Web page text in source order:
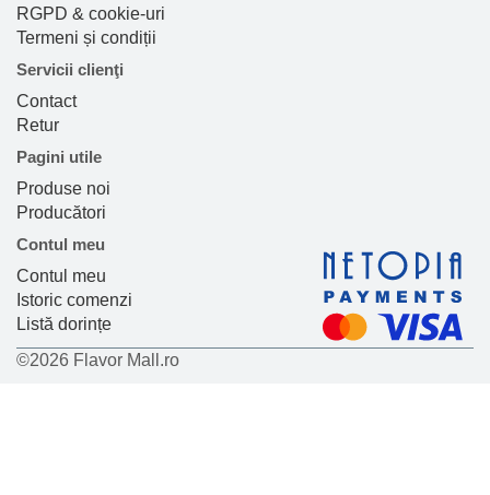
RGPD & cookie-uri
Termeni și condiții
Servicii clienţi
Contact
Retur
Pagini utile
Produse noi
Producători
Contul meu
Contul meu
Istoric comenzi
Listă dorințe
©2026 Flavor Mall.ro